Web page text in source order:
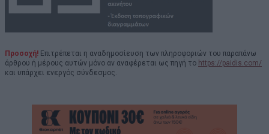
Προσοχή! Επιτρέπεται η αναδημοσίευση των πληροφοριών του παραπάνω
άρθρου ή μέρους αυτών μόνο αν αναφέρεται ως πηγή το https://paidis.com/
και υπάρχει ενεργός σύνδεσμος.